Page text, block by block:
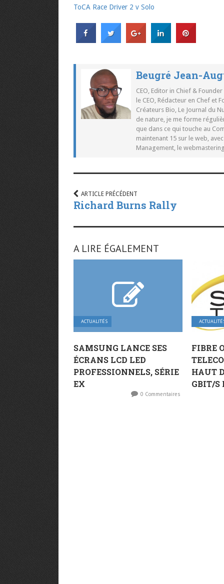
ToCA Race Driver 2 v Solo
Beugré Jean-
CEO, Editor in Chief &
le CEO, Rédacteur en Chef et
Créateurs Bio, Le Journal du
de nature, je me forme
que dans ce qui touche au
maintenant 15 sur le web,
Management, le
ARTICLE PRÉCÉDENT
Richard Burns Rally
A LIRE ÉGALEMENT
ACTUALITÉS
SAMSUNG LANCE SES
ÉCRANS LCD LED
PROFESSIONNELS, SÉRIE
EX
0 Commentaires
FIBRE
HAUT
GBIT/S